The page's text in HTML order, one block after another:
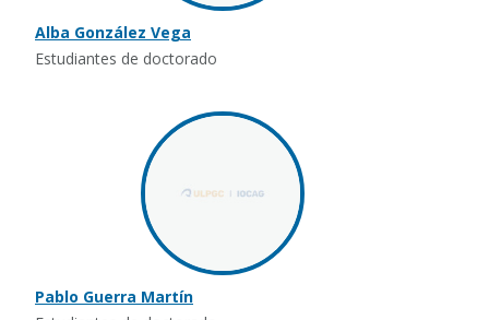
Alba González Vega
Estudiantes de doctorado
Pablo Guerra Martín